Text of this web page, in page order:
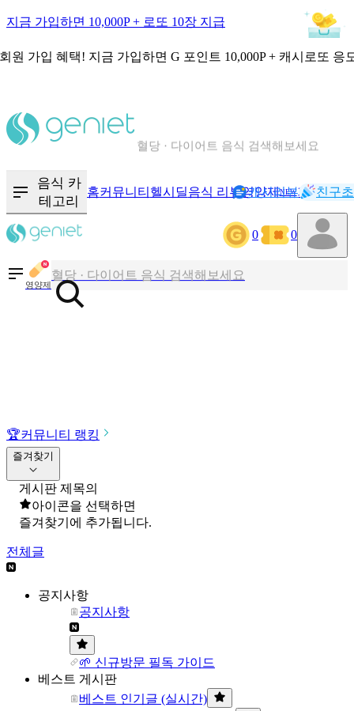
지금 가입하면 10,000P + 로또 10장 지급
원 가입 혜택! 지금 가입하면 G 포인트 10,000P + 캐시로또 응
혈당 · 다이어트 음식 검색해보세요
음식 카
테고리
홈커뮤니티 헬시딜음식 리뷰영양제NEW기록
캐시리뷰 친구
0 0
영양제
칼로리와 영양성분을 검색해보세요
혈당 · 다이어트 음식 검색해보세요
음식 · 영양제 리뷰를 찾아보세요
🏆커뮤니티 랭킹
즐겨찾기
게시판 제목의
아이콘을 선택하면
즐겨찾기에 추가됩니다.
전체글
공지사항
공지사항
🌱 신규방문 필독 가이드
베스트 게시판
베스트 인기글 (실시간)